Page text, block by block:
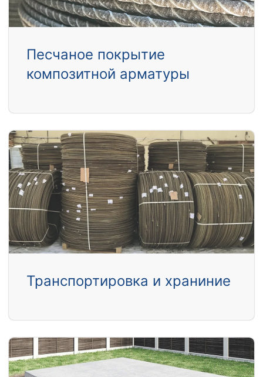
Песчаное покрытие
композитной арматуры
Транспортировка и храниние